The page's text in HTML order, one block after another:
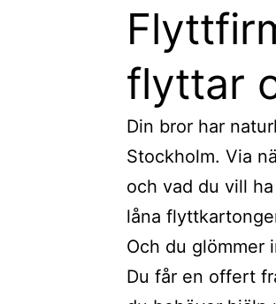
flyttar
Din bror har
Stockholm. Via
och vad du vill
låna
Och du glömmer
Du får en offert